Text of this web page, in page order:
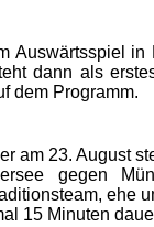
Auswärtsspiel in
dann als
dem Programm.
am 23. August
gegen
ehe
15 Minuten